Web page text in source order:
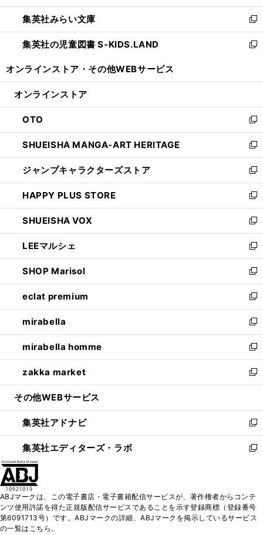
開
く
ウ
で
開
く
ン
ド
ウ
で
ウ
ィ
ン
ド
開
集英社みらい文庫
新
し
い
ン
ウ
で
開
く
集英社の児童図書 S-KIDS.LAND
新
ウ
ン
ド
ウ
で
開
く
オンラインストア・ その他WEBサービス
オンラインストア
OTO
新
し
い
ウ
ィ
ン
ド
ウ
で
開
く
SHUEISHA MANGA-ART HERITAGE
新
し
い
ウ
ィ
ン
ド
ウ
で
開
く
ジャンプキャラクターズストア
新
し
い
ウ
ィ
ン
ド
ウ
で
開
く
HAPPY PLUS STORE
新
し
い
ウ
ィ
ン
ド
ウ
で
開
く
SHUEISHA VOX
新
し
い
ウ
ィ
ン
ド
ウ
で
開
く
LEEマルシェ
新
し
い
ウ
ィ
ン
ド
ウ
で
開
く
SHOP Marisol
新
し
い
ウ
ィ
ン
ド
ウ
で
開
eclat premium
新
し
い
ウ
ィ
ン
ド
ウ
開
く
mirabella
新
し
い
ウ
ィ
ン
ウ
で
開
く
mirabella homme
新
し
い
ウ
ン
ド
ウ
で
zakka market
新
し
ウ
ィ
ン
ド
く
その他WEBサービス
集英社アドナビ
新
し
い
ド
ウ
で
集英社エディターズ・ラボ
新
ィ
ン
ド
ABJマークは、この電子書店・電子書籍配信サービスが、著作権者からコンテ
ンツ使用許諾を得た正規版配信サービスであることを示す登録商標（登録番号
第6091713号）です。ABJマークの詳細、ABJマークを掲示しているサービス
の一覧はこちら。